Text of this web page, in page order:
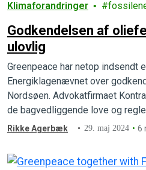
Klimaforandringer
Godkendelsen af
ulovlig
Greenpeace har netop indsendt
Energiklagenævnet over
Nordsøen. Advokatfirmaet
de bagvedliggende love og
tilladelsen bryder både dansk
Rikke Agerbæk 29. maj 2024 6